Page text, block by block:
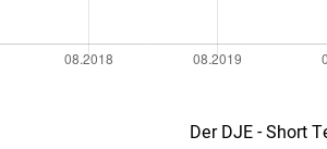
Der DJE - Short